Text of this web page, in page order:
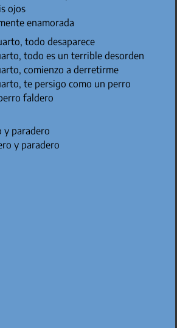
ojos
enamorada
todo desaparece
todo es un terrible desorden
comienzo a derretirme
te persigo como un perro
faldero
y paradero
y paradero